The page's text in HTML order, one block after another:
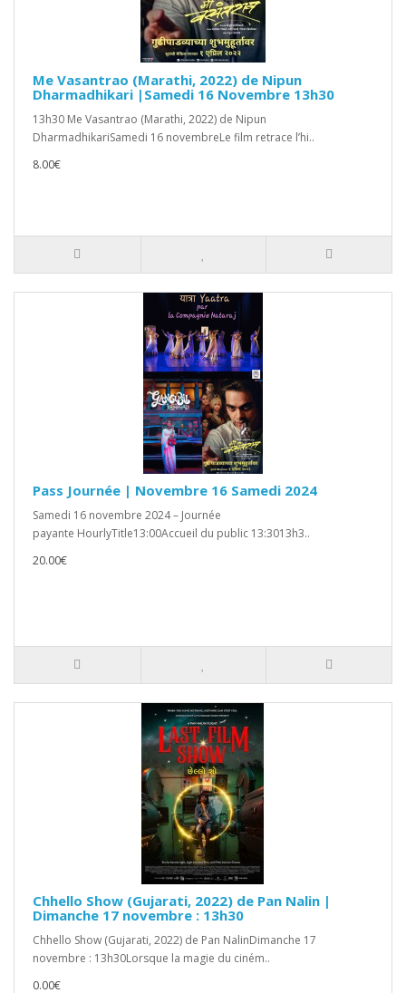
Me Vasantrao (Marathi, 2022) de Nipun
Dharmadhikari |Samedi 16 Novembre 13h30
13h30 Me Vasantrao (Marathi, 2022) de Nipun
DharmadhikariSamedi 16 novembreLe film retrace l’hi..
8.00€
Pass Journée | Novembre 16 Samedi 2024
Samedi 16 novembre 2024 – Journée
payante HourlyTitle13:00Accueil du public 13:3013h3..
20.00€
Chhello Show (Gujarati, 2022) de Pan Nalin |
Dimanche 17 novembre : 13h30
Chhello Show (Gujarati, 2022) de Pan NalinDimanche 17
novembre : 13h30Lorsque la magie du ciném..
0.00€